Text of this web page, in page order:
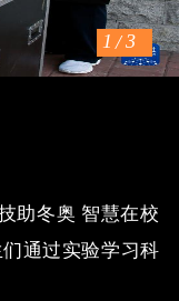
1 /3
助冬奥 智慧在校
通过实验学习科